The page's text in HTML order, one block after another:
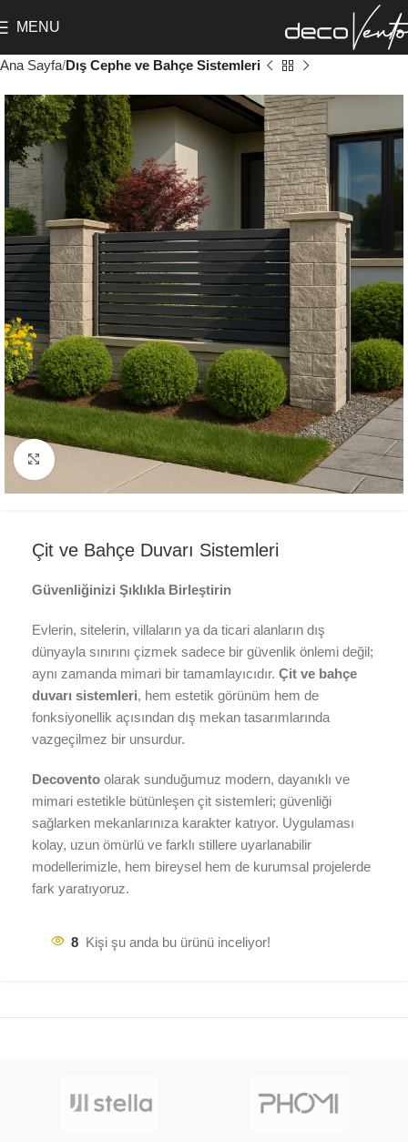
MENU
Ana Sayfa Dış Cephe ve Bahçe Sistemleri
Büyük resim göster
Çit ve Bahçe Duvarı Sistemleri
Güvenliğinizi Şıklıkla Birleştirin
Evlerin, sitelerin, villaların ya da ticari alanların dış
dünyayla sınırını çizmek sadece bir güvenlik önlemi değil;
aynı zamanda mimari bir tamamlayıcıdır. Çit ve bahçe
duvarı sistemleri, hem estetik görünüm hem de
fonksiyonellik açısından dış mekan tasarımlarında
vazgeçilmez bir unsurdur.
Decovento olarak sunduğumuz modern, dayanıklı ve
mimari estetikle bütünleşen çit sistemleri; güvenliği
sağlarken mekanlarınıza karakter katıyor. Uygulaması
kolay, uzun ömürlü ve farklı stillere uyarlanabilir
modellerimizle, hem bireysel hem de kurumsal projelerde
fark yaratıyoruz.
8 Kişi şu anda bu ürünü inceliyor!